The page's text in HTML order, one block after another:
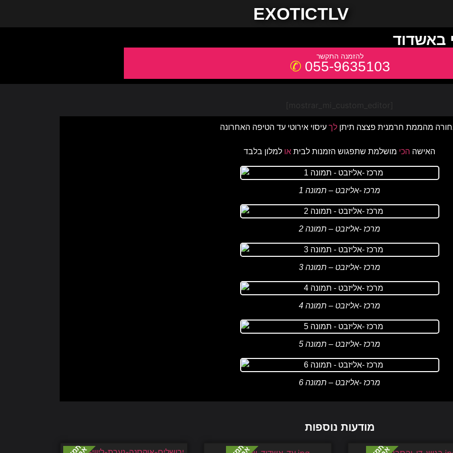
EXOTICTLV
באשדוד
055-9635103
[mostrar_mi_custom_editor]
מהממת חרמנית פצצה תיתןלך
האישה הכי מושלמת שתפגוש הזמנות לבית או למלון בלבד
מרכז -אליזבט – תמונה 1
מרכז -אליזבט – תמונה 2
מרכז -אליזבט – תמונה 3
מרכז -אליזבט – תמונה 4
מרכז -אליזבט – תמונה 5
מרכז -אליזבט – תמונה 6
מודעות נוספות